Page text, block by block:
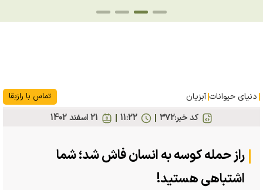
دنیای حیوانات آبزیان تماس با رازبقا
کد خبر:۳۷۲ 21 اسفند 1402 11:22
راز حمله کوسه به انسان فاش شد؛ شما
اشتباهی هستید!